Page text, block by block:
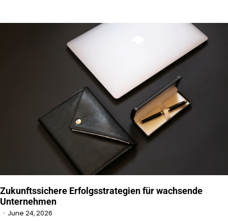
Zukunftssichere Erfolgsstrategien für wachsende
Unternehmen
June 24, 2026